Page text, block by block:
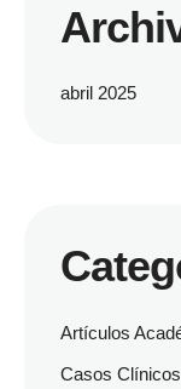
abril 2025
Artículos
Casos Clínicos